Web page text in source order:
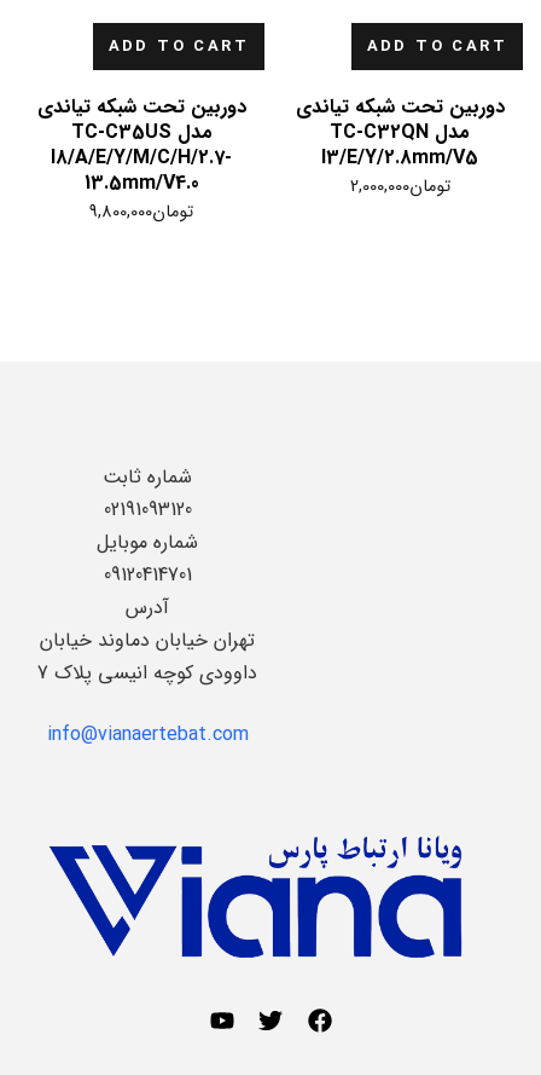
ADD TO CART
دوربین تحت شبکه تیاندی
مدل TC-C32QN
I3/E/Y/2.8mm/V5
تومان2,000,000
ADD TO CART
دوربین تحت شبکه تیاندی
مدل TC-C35US
I8/A/E/Y/M/C/H/2.7-
13.5mm/V4.0
تومان9,800,000
شماره ثابت
02191093120
شماره موبایل
09120414701
آدرس
تهران خیابان دماوند خیابان
داوودی کوچه انیسی پلاک 7
info@vianaertebat.com